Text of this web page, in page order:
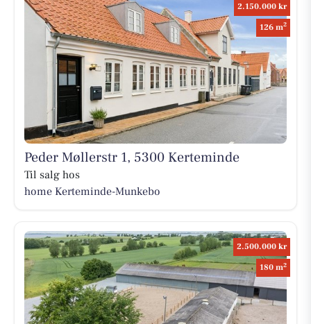
2.150.000 kr
126 m2
Peder Møllerstr 1, 5300 Kerteminde
Til salg hos
home Kerteminde-Munkebo
2.500.000 kr
180 m2